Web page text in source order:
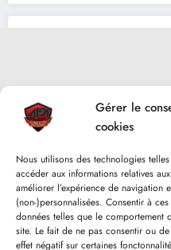
Gérer le
cookies
Nous utilisons des technologies
accéder aux informations relatives
améliorer l’expérience de
(non-)personnalisées. Consentir à
données telles que le comportement
site. Le fait de ne pas consentir ou
effet négatif sur certaines